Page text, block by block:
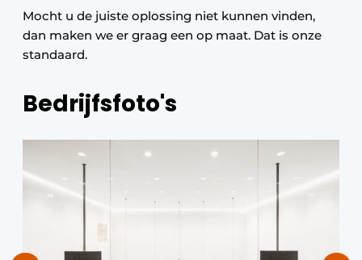
Mocht u de juiste oplossing niet kunnen vinden,
dan maken we er graag een op maat. Dat is onze
standaard.
Bedrijfsfoto's